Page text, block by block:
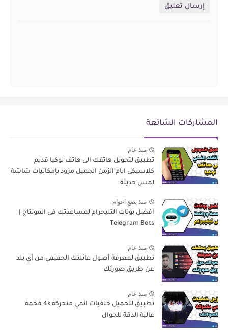
إرسال تعليق
المشاركات الشائعة
منذ عام
تطبيق لتحويل هاتفك الى هاتف نوكيا قديم
كلاسيكي ايام الزمن الجميل مزود بإمكانيات شاشة
لمس حديثة
منذ بضع اعوام
افضل بوتات التليجرام لمساعدتك في المونتاج |
Telegram Bots
منذ عام
تطبيق لمعرفة أصول عائلتك الحقيقي من أي بلد
عن طريق صورتك
منذ عام
تطبيق لتحميل خلفيات انمي متحركة 4k فخمة
عالية الدقة للجوال